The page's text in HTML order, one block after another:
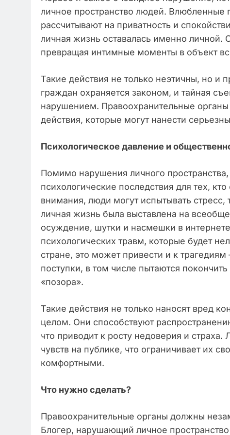
личное пространство людей. Влюбленные
рассчитывают на приватность и
личная жизнь оставалась именно личной.
превращая интимные моменты в объект
Такие действия не только неэтичны, но и
граждан охраняется законом, и тайная
нарушением. Правоохранительные
действия, которые могут нанести
Психологическое давление и
Помимо нарушения личного
психологические последствия для тех,
внимания, люди могут испытывать
личная жизнь была выставлена на
осуждение, шутки и насмешки в
психологических травм, которые будет
стране, это может привести и к
поступки, в том числе пытаются
«позора».
Такие действия не только наносят вред
целом. Они способствуют
что приводит к росту недоверия и
чувств на публике, что ограничивает их
комфортными.
Что нужно сделать?
Правоохранительные органы должны
Блогер, нарушающий личное